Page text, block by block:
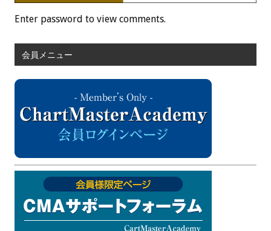
Enter password to view comments.
会員メニュー